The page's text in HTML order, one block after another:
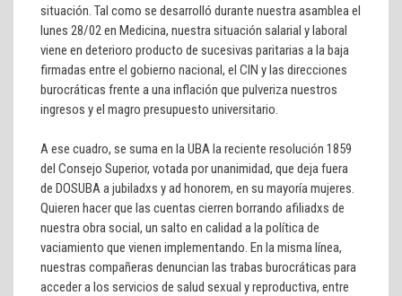
situación. Tal como se desarrolló durante nuestra asamblea el
lunes 28/02 en Medicina, nuestra situación salarial y laboral
viene en deterioro producto de sucesivas paritarias a la baja
firmadas entre el gobierno nacional, el CIN y las direcciones
burocráticas frente a una inflación que pulveriza nuestros
ingresos y el magro presupuesto universitario.
A ese cuadro, se suma en la UBA la reciente resolución 1859
del Consejo Superior, votada por unanimidad, que deja fuera
de DOSUBA a jubiladxs y ad honorem, en su mayoría mujeres.
Quieren hacer que las cuentas cierren borrando afiliadxs de
nuestra obra social, un salto en calidad a la política de
vaciamiento que vienen implementando. En la misma línea,
nuestras compañeras denuncian las trabas burocráticas para
acceder a los servicios de salud sexual y reproductiva, entre